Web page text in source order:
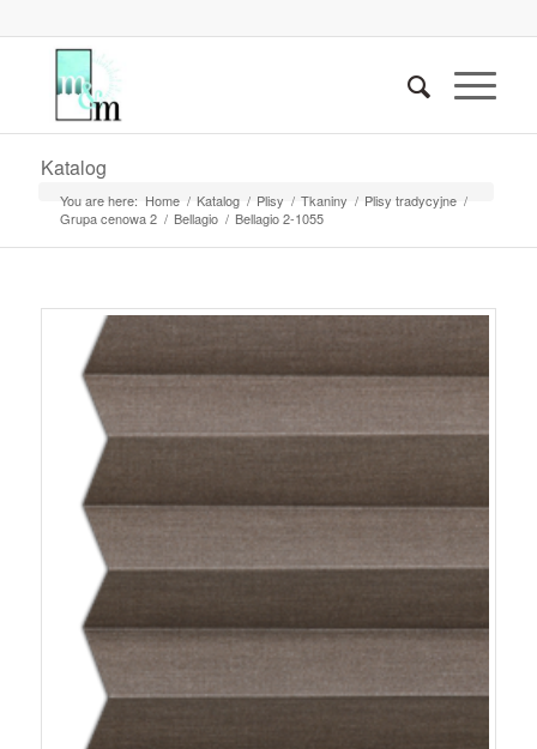
Katalog
You are here: Home / Katalog / Plisy / Tkaniny / Plisy tradycyjne /
Grupa cenowa 2 / Bellagio / Bellagio 2-1055